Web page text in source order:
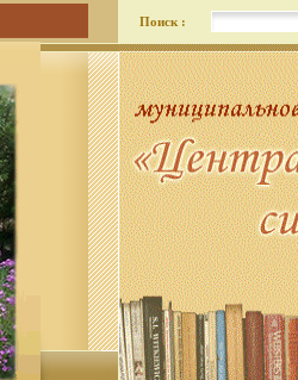
Поиск :